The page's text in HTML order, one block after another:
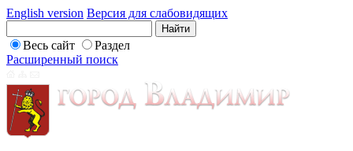
English version Версия для слабовидящих
Весь сайт
Раздел
Расширенный поиск